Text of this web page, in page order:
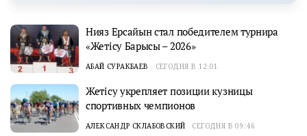
Нияз Ерсайын стал победителем турнира
«Жетісу Барысы – 2026»
АБАЙ СУРАКБАЕВ СЕГОДНЯ В 12:01
Жетісу укрепляет позиции кузницы
спортивных чемпионов
АЛЕКСАНДР СКЛАБОВСКИЙ СЕГОДНЯ В 09:46